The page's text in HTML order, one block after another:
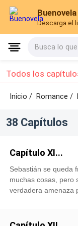
Buenovela
Descarga el
Busca lo
Inicio / Romance/
38 Capítulos
Capítulo XI...
Sebastián se queda
muchas cosas, pero
verdadera amenaza
porque sabe que el
vez Aranza…-